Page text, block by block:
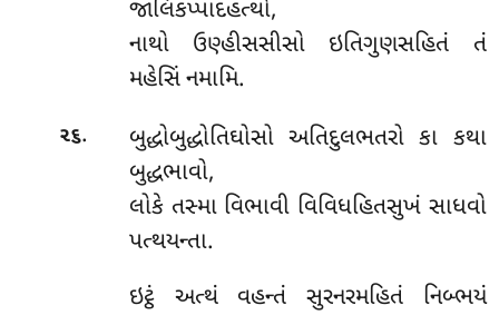
જાલિકપ્પાદહત્થો,
નાથો ઉણ્હીસસીસો ઇતિગુણસહિતં તં
મહેસિં નમામિ.
૨૬.
બુદ્ધોબુદ્ધોતિઘોસો અતિદુલભતરો કા કથા
બુદ્ધભાવો,
લોકે તસ્મા વિભાવી વિવિધહિતસુખં સાધવો
પત્થયન્તા.
ઇટ્ઠં અત્થં વહન્તં સુરનરમહિતં નિબ્ભયં